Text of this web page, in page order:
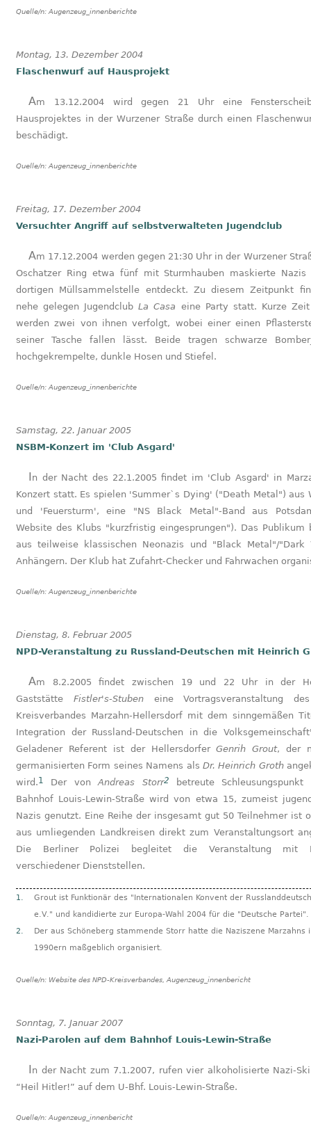
Quelle/n: Augenzeug_innenberichte
Montag, 13. Dezember 2004
Flaschenwurf auf Hausprojekt
Am 13.12.2004 wird gegen 21 Uhr eine Fensterscheibe des
Hausprojektes in der Wurzener Straße durch einen
beschädigt.
Quelle/n: Augenzeug_innenberichte
Freitag, 17. Dezember 2004
Versuchter Angriff auf selbstverwalteten Jugendclub
Am 17.12.2004 werden gegen 21:30 Uhr in der Wurzener Straße Ecke
Oschatzer Ring etwa fünf mit Sturmhauben maskierte Nazis
dortigen Müllsammelstelle entdeckt. Zu diesem Zeitpunkt
nehe gelegen JugendclubLa Casa eine Party statt. Kurze
werden zwei von ihnen verfolgt, wobei einer einen
seiner Tasche fallen lässt. Beide tragen schwarze
hochgekrempelte, dunkle Hosen und Stiefel.
Quelle/n: Augenzeug_innenberichte
Samstag, 22. Januar 2005
NSBM-Konzert im 'Club Asgard'
Konzert statt. Es spielen 'Summer`s Dying' ("Death Metal") aus
und 'Feuersturm', eine "NS Black Metal"-Band aus
Website des Klubs "kurzfristig eingesprungen"). Das Publikum
aus teilweise klassischen Neonazis und "Black Metal"/"Dark
Anhängern. Der Klub hat Zufahrt-Checker und Fahrwachen
Quelle/n: Augenzeug_innenberichte
Dienstag, 8. Februar 2005
NPD-Veranstaltung zu Russland-Deutschen mit Heinrich
Am 8.2.2005 findet zwischen 19 und 22 Uhr in der Hönower
Gaststätte Fistler's-Stubeneine Vortragsveranstaltung
Kreisverbandes Marzahn-Hellersdorf mit dem sinngemäßen
Integration der Russland-Deutschen in die
Geladener Referent ist der HellersdorferGenrih Grout, der
germanisierten Form seines Namens als Dr. Heinrich Groth
wird.1 Der vonAndreas Storr2 betreute
Bahnhof Louis-Lewin-Straße wird von etwa 15, zumeist
Nazis genutzt. Eine Reihe der insgesamt gut 50 Teilnehmer ist
aus umliegenden Landkreisen direkt zum Veranstaltungsort
Die Berliner Polizei begleitet die Veranstaltung mit
verschiedener Dienststellen.
1.
Grout ist Funktionär des "Internationalen Konvent der
e.V." und kandidierte zur Europa-Wahl 2004 für die "Deutsche Partei".
2.
Der aus Schöneberg stammende Storr hatte die Naziszene Marzahns
1990ern maßgeblich organisiert.
Quelle/n: Website des NPD-Kreisverbandes, Augenzeug_innenbericht
Sonntag, 7. Januar 2007
Nazi-Parolen auf dem Bahnhof Louis-Lewin-Straße
“Heil Hitler!” auf dem U-Bhf. Louis-Lewin-Straße.
Quelle/n: Augenzeug_innenbericht